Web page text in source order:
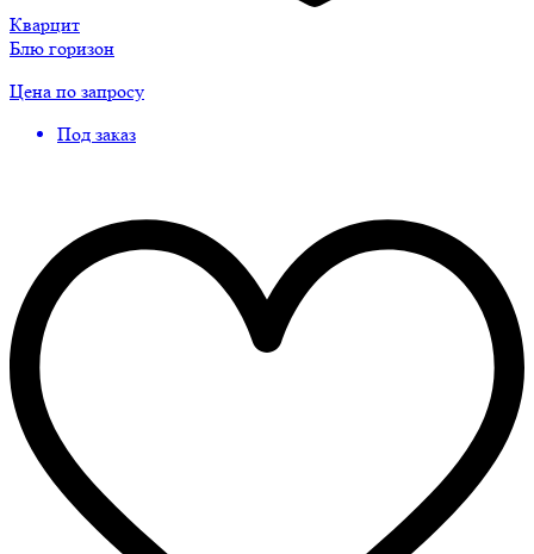
Кварцит
Блю горизон
Цена по запросу
Под заказ